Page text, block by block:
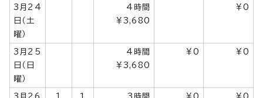
3月24
日（土
曜）
4時間
￥3,680
￥0
3月25
日（日
曜）
4時間
￥3,680
￥0 ￥0
3月26 1 1 3時間 ￥0 ￥0